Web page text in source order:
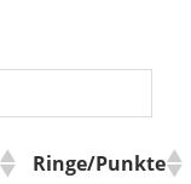
Ringe/Punkte